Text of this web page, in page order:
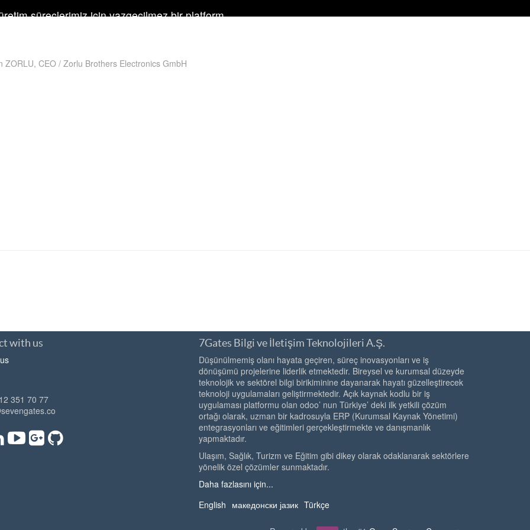
süreçlerimiz için vazgeçilmez bir platform
ZORLU, CEO / Zorlu Brothers Electronics GmbH
with us
351 70 77
7Gates Bilgi ve İletişim Teknolojileri A.Ş.
Düşünülmemiş olanı hayata geçiren, süreç inovasyonları ve iş
dönüşümü projelerine liderlik etmektedir. Bireysel ve kurumsal düzeyde
teknolojik ve sektörel bilgi birikiminine dayanarak hayatı güzelleştirecek
teknoloji uygulamaları geliştirmektedir. Açık kaynak kodlu bir iş
uygulaması platformu olan odoo’ nun Türkiye’ deki ilk yetkili çözüm
ortağı olarak, uzman bir kadrosuyla ERP (Kurumsal Kaynak Yönetimi)
entegrasyonları ve eğitimleri gerçekleştirmekte ve danışmanlık
yapmaktadır.
Ulaşım, Sağlık, Turizm ve Eğitim gibi dikey olarak odaklanarak sektörlere
yönelik özel çözümler sunmaktadır.
Daha fazlasını için...
English македонски јазик Türkçe